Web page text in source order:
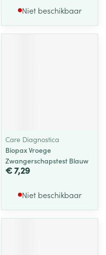
Niet beschikbaar
Care Diagnostica
Biopax Vroege
Zwangerschapstest Blauw
€ 7,29
Niet beschikbaar